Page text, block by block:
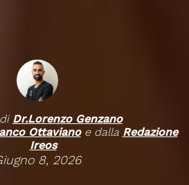
Dr.Lorenzo Genzano
Ottavianoe dalla Redazione
Ireos
8, 2026